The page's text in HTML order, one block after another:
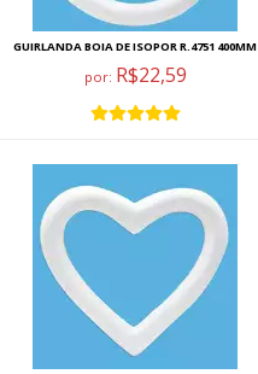
GUIRLANDA BOIA DE ISOPOR R.4751 400MM
por: R$22,59